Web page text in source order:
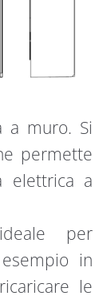
a muro. Si
permette
elettrica a
per
in
le